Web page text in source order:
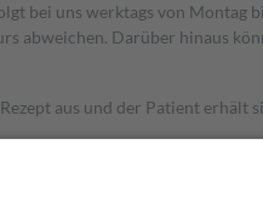
bei uns werktags von
abweichen. Darüber hinaus
aus und der Patient